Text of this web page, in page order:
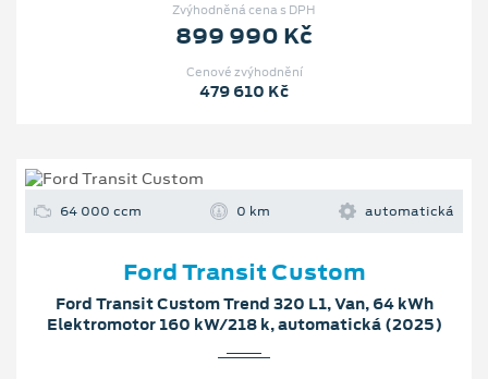
Zvýhodněná cena s DPH
899 990 Kč
Cenové zvýhodnění
479 610 Kč
64 000 ccm 0 km automatická
Ford Transit Custom
Ford Transit Custom Trend 320 L1, Van, 64 kWh
Elektromotor 160 kW/218 k, automatická (2025)